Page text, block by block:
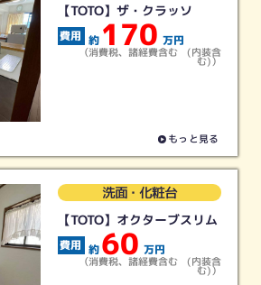
閉じる
【TOTO】ザ・クラッソ
約 170 万円
（消費税、諸経費含む (内装含
む)）
もっと見る
洗面・化粧台
【TOTO】オクターブスリム
約 60 万円
（消費税、諸経費含む (内装含
む)）